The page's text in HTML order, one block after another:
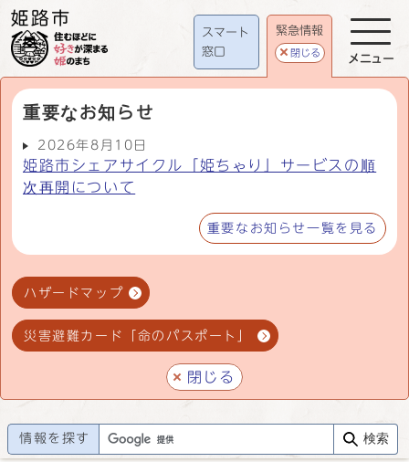
スマート
窓口
緊急情報
閉じる
重要なお知らせ
2026年8月10日
姫路市シェアサイクル「姫ちゃり」サービスの順
次再開について
重要なお知らせ一覧を見る
ハザードマップ
災害避難カード「命のパスポート」
閉じる
メニュー
情報を探す 検索